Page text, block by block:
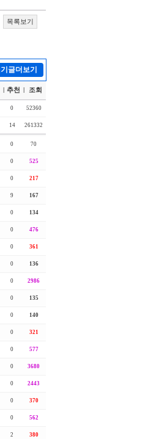
목록보기
글더보기
추천 조회
0 52360
14 261332
0 70
0 525
0 217
9 167
0 134
0 476
0 361
0 136
0 2986
0 135
0 140
0 321
0 577
0 3680
0 2443
0 370
0 562
2 380